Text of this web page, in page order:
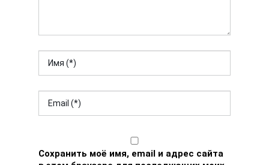
Сохранить моё имя, email и адрес сайта